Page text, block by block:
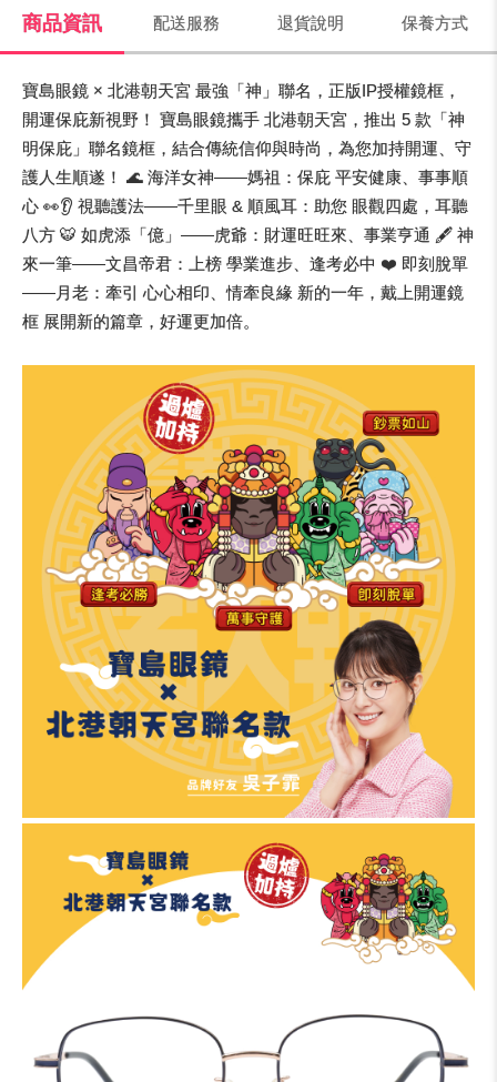
商品資訊 配送服務 退貨說明 保養方式
寶島眼鏡 × 北港朝天宮 最強「神」聯名，正版IP授權鏡框，
開運保庇新視野！ 寶島眼鏡攜手 北港朝天宮，推出 5 款「神
明保庇」聯名鏡框，結合傳統信仰與時尚，為您加持開運、守
護人生順遂！ 🌊 海洋女神——媽祖：保庇 平安健康、事事順
心 👀👂 視聽護法——千里眼 & 順風耳：助您 眼觀四處，耳聽
八方 🐯 如虎添「億」——虎爺：財運旺旺來、事業亨通 🖋️ 神
來一筆——文昌帝君：上榜 學業進步、逢考必中 ❤️ 即刻脫單
——月老：牽引 心心相印、情牽良緣 新的一年，戴上開運鏡
框 展開新的篇章，好運更加倍。